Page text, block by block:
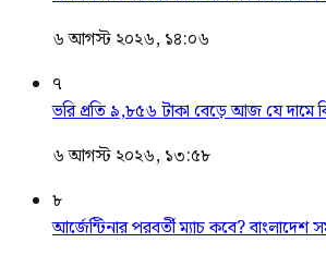
৬ আগস্ট ২০২৬, ১৪:০৬
৭
ভরি প্রতি ৯,৮৫৬ টাকা বেড়ে আজ যে দামে
৬ আগস্ট ২০২৬, ১৩:৫৮
৮
আর্জেন্টিনার পরবর্তী ম্যাচ কবে?